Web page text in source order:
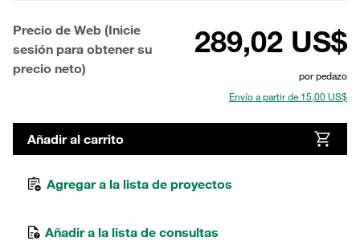
Precio de Web (Inicie
sesión para obtener su
precio neto)
289,02 US$
por pedazo
Envío a partir de 15,00 US$
Añadir al carrito
Agregar a la lista de proyectos
Añadir a la lista de consultas